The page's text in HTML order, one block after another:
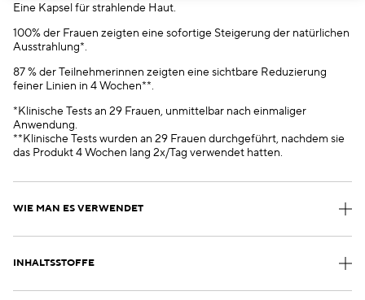
Eine Kapsel für strahlende Haut.
100% der Frauen zeigten eine sofortige Steigerung der natürlichen
Ausstrahlung*.
87 % der Teilnehmerinnen zeigten eine sichtbare Reduzierung
feiner Linien in 4 Wochen**.
*Klinische Tests an 29 Frauen, unmittelbar nach einmaliger
Anwendung.
**Klinische Tests wurden an 29 Frauen durchgeführt, nachdem sie
das Produkt 4 Wochen lang 2x/Tag verwendet hatten.
WIE MAN ES VERWENDET
INHALTSSTOFFE